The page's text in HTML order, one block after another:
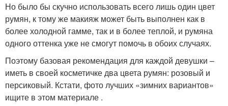
Но было бы скучно использовать всего лишь один цвет
румян, к тому же макияж может быть выполнен как в
более холодной гамме, так и в более теплой, и румяна
одного оттенка уже не смогут помочь в обоих случаях.
Поэтому базовая рекомендация для каждой девушки –
иметь в своей косметичке два цвета румян: розовый и
персиковый. Кстати, фото лучших «зимних вариантов»
ищите в этом материале .